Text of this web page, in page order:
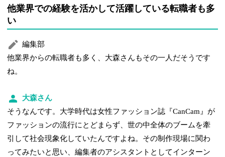
他業界での経験を活かして活躍している転職者も多
い
編集部
他業界からの転職者も多く、大森さんもその一人だそうです
ね。
大森さん
そうなんです。大学時代は女性ファッション誌『CanCam』が
ファッションの流行にとどまらず、世の中全体のブームを牽
引して社会現象化していたんですよね。その制作現場に関わ
ってみたいと思い、編集者のアシスタントとしてインターン